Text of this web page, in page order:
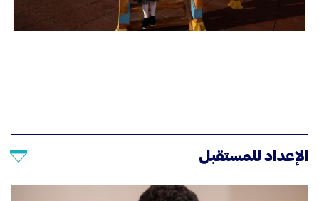
الإعداد للمستقبل